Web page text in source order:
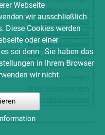
In den Einkaufswagen
In den Einkaufswagen
In den Einkaufswagen
In den Einkaufswagen
In den Einkaufswagen
In den Einkaufswagen
In den Einkaufswagen
Webseite
wir ausschließlich
Diese Cookies werden
oder einer
sei denn , Sie haben das
in Ihrem Browser
wir nicht.